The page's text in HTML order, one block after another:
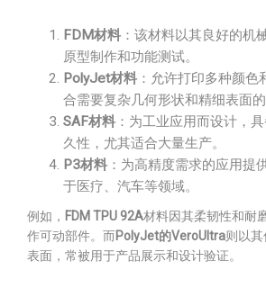
FDM材料 ：该材料以其良好的机
原型制作和功能测试。
PolyJet材料 ：允许打印多种颜
合需要复杂几何形状和精细表面的
SAF材料 ：为工业应用而设计，
久性，尤其适合大量生产。
P3材料 ：为高精度需求的应用提
于医疗、汽车等领域。
例如， FDM TPU 92A材料因其柔韧性和耐
作可动部件。而PolyJet的VeroUltra则以
表面，常被用于产品展示和设计验证。